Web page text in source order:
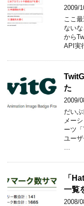
2009/
ここ
ない
から
API実
た
2009/
だい
メー
ーツ
ユー
…
「
一覧
2008/